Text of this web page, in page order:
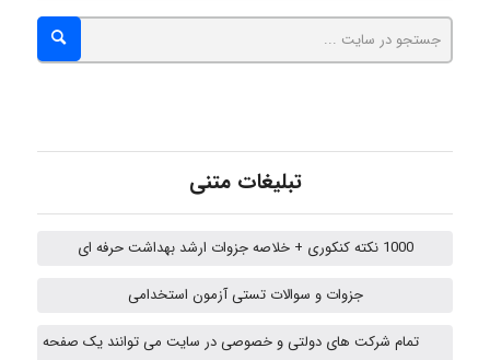
abolfazlkoshehe
تبلیغات متنی
1000 نکته کنکوری + خلاصه جزوات ارشد بهداشت حرفه ای
جزوات و سوالات تستی آزمون استخدامی
تمام شرکت های دولتی و خصوصی در سایت می توانند یک صفحه